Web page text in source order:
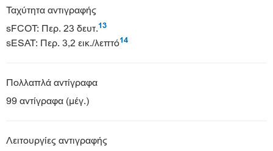
Ταχύτητα αντιγραφής
sFCOT: Περ. 23 δευτ.13
sESAT: Περ. 3,2 εικ./λεπτό14
Πολλαπλά αντίγραφα
99 αντίγραφα (μέγ.)
Λειτουργίες αντιγραφής